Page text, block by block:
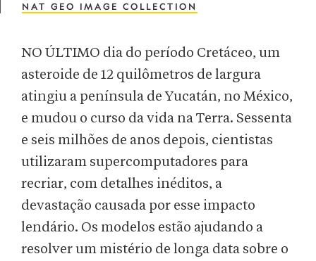
NAT GEO IMAGE COLLECTION
NO ÚLTIMO dia do período Cretáceo, um
asteroide de 12 quilômetros de largura
atingiu a península de Yucatán, no México,
e mudou o curso da vida na Terra. Sessenta
e seis milhões de anos depois, cientistas
utilizaram supercomputadores para
recriar, com detalhes inéditos, a
devastação causada por esse impacto
lendário. Os modelos estão ajudando a
resolver um mistério de longa data sobre o